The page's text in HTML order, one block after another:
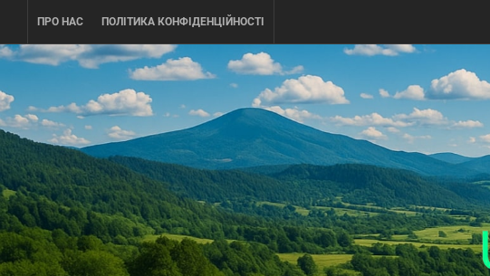
content
ПРО НАС ПОЛІТИКА КОНФІДЕНЦІЙНОСТІ